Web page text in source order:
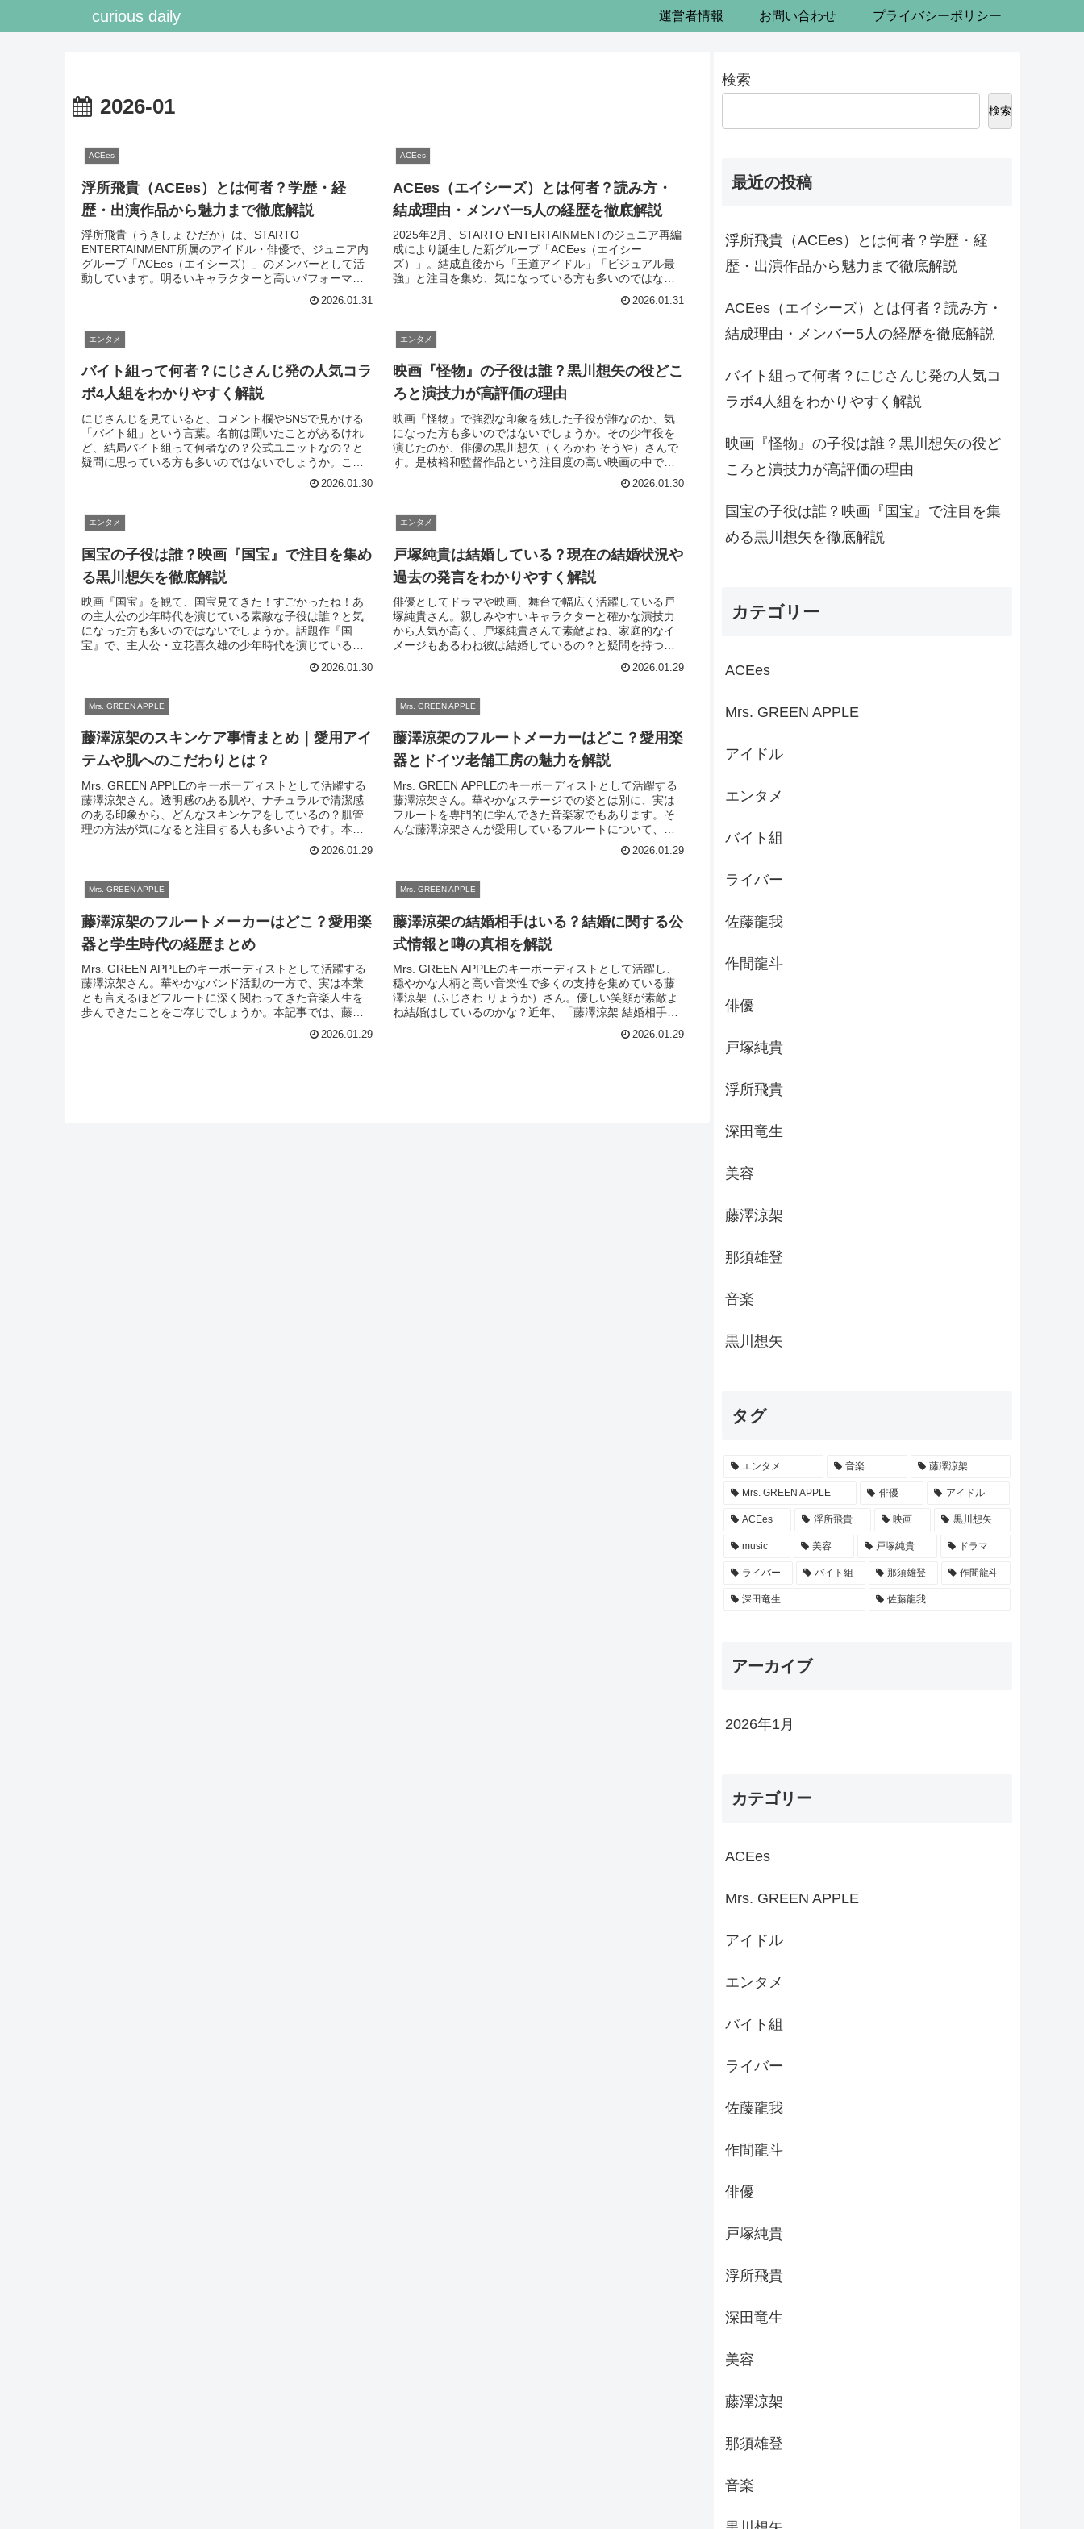
curious daily 運営者情報 お問い合わせ プライバシーポリシー
2026-01
ACEes
浮所飛貴（ACEes）とは何者？学歴・経
歴・出演作品から魅力まで徹底解説
浮所飛貴（うきしょ ひだか）は、STARTO
ENTERTAINMENT所属のアイドル・俳優で、ジュニア内
グループ「ACEes（エイシーズ）」のメンバーとして活
動しています。明るいキャラクターと高いパフォーマン
2026.01.31
ACEes
ACEes（エイシーズ）とは何者？読み方・
結成理由・メンバー5人の経歴を徹底解説
2025年2月、STARTO ENTERTAINMENTのジュニア再編
成により誕生した新グループ「ACEes（エイシー
ズ）」。結成直後から「王道アイドル」「ビジュアル最
強」と注目を集め、気になっている方も多いのではない
2026.01.31
エンタメ
バイト組って何者？にじさんじ発の人気コラ
ボ4人組をわかりやすく解説
にじさんじを見ていると、コメント欄やSNSで見かける
「バイト組」という言葉。名前は聞いたことがあるけれ
ど、結局バイト組って何者なの？公式ユニットなの？と
疑問に思っている方も多いのではないでしょうか。この
2026.01.30
エンタメ
映画『怪物』の子役は誰？黒川想矢の役どこ
ろと演技力が高評価の理由
映画『怪物』で強烈な印象を残した子役が誰なのか、気
になった方も多いのではないでしょうか。その少年役を
演じたのが、俳優の黒川想矢（くろかわ そうや）さんで
す。是枝裕和監督作品という注目度の高い映画の中で、
2026.01.30
エンタメ
国宝の子役は誰？映画『国宝』で注目を集め
る黒川想矢を徹底解説
映画『国宝』を観て、国宝見てきた！すごかったね！あ
の主人公の少年時代を演じている素敵な子役は誰？と気
になった方も多いのではないでしょうか。話題作『国
宝』で、主人公・立花喜久雄の少年時代を演じているの
2026.01.30
エンタメ
戸塚純貴は結婚している？現在の結婚状況や
過去の発言をわかりやすく解説
俳優としてドラマや映画、舞台で幅広く活躍している戸
塚純貴さん。親しみやすいキャラクターと確かな演技力
から人気が高く、戸塚純貴さんて素敵よね、家庭的なイ
メージもあるわね彼は結婚しているの？と疑問を持つ人
2026.01.29
Mrs. GREEN APPLE
藤澤涼架のスキンケア事情まとめ｜愛用アイ
テムや肌へのこだわりとは？
Mrs. GREEN APPLEのキーボーディストとして活躍する
藤澤涼架さん。透明感のある肌や、ナチュラルで清潔感
のある印象から、どんなスキンケアをしているの？肌管
理の方法が気になると注目する人も多いようです。本記
2026.01.29
Mrs. GREEN APPLE
藤澤涼架のフルートメーカーはどこ？愛用楽
器とドイツ老舗工房の魅力を解説
Mrs. GREEN APPLEのキーボーディストとして活躍する
藤澤涼架さん。華やかなステージでの姿とは別に、実は
フルートを専門的に学んできた音楽家でもあります。そ
んな藤澤涼架さんが愛用しているフルートについて、と
2026.01.29
Mrs. GREEN APPLE
藤澤涼架のフルートメーカーはどこ？愛用楽
器と学生時代の経歴まとめ
Mrs. GREEN APPLEのキーボーディストとして活躍する
藤澤涼架さん。華やかなバンド活動の一方で、実は本業
とも言えるほどフルートに深く関わってきた音楽人生を
歩んできたことをご存じでしょうか。本記事では、藤澤
2026.01.29
Mrs. GREEN APPLE
藤澤涼架の結婚相手はいる？結婚に関する公
式情報と噂の真相を解説
Mrs. GREEN APPLEのキーボーディストとして活躍し、
穏やかな人柄と高い音楽性で多くの支持を集めている藤
澤涼架（ふじさわ りょうか）さん。優しい笑顔が素敵よ
ね結婚はしているのかな？近年、「藤澤涼架 結婚相手」
2026.01.29
検索
検索
最近の投稿
浮所飛貴（ACEes）とは何者？学歴・経
歴・出演作品から魅力まで徹底解説
ACEes（エイシーズ）とは何者？読み方・
結成理由・メンバー5人の経歴を徹底解説
バイト組って何者？にじさんじ発の人気コ
ラボ4人組をわかりやすく解説
映画『怪物』の子役は誰？黒川想矢の役ど
ころと演技力が高評価の理由
国宝の子役は誰？映画『国宝』で注目を集
める黒川想矢を徹底解説
カテゴリー
ACEes
Mrs. GREEN APPLE
アイドル
エンタメ
バイト組
ライバー
佐藤龍我
作間龍斗
俳優
戸塚純貴
浮所飛貴
深田竜生
美容
藤澤涼架
那須雄登
音楽
黒川想矢
タグ
エンタメ 音楽 藤澤涼架
Mrs. GREEN APPLE 俳優 アイドル
ACEes 浮所飛貴 映画 黒川想矢
music 美容 戸塚純貴 ドラマ
ライバー バイト組 那須雄登 作間龍斗
深田竜生 佐藤龍我
アーカイブ
2026年1月
カテゴリー
ACEes
Mrs. GREEN APPLE
アイドル
エンタメ
バイト組
ライバー
佐藤龍我
作間龍斗
俳優
戸塚純貴
浮所飛貴
深田竜生
美容
藤澤涼架
那須雄登
音楽